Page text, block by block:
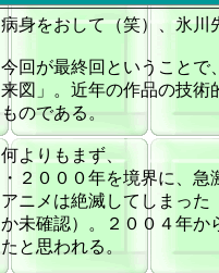
病身をおして（笑）、氷川
今回が最終回ということで
来図」。近年の作品の技術
ものである。
何よりもまず、
・２０００年を境界に、
アニメは絶滅してしまった
か未確認）。２００４年か
たと思われる。